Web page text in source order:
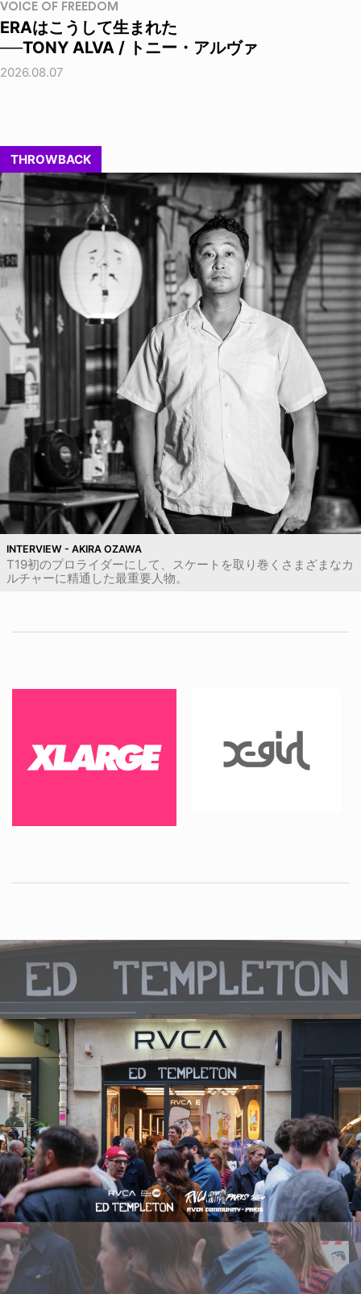
VOICE OF FREEDOM
ERAはこうして生まれた
──TONY ALVA / トニー・アルヴァ
2026.08.07
THROWBACK
INTERVIEW - AKIRA OZAWA
T19初のプロライダーにして、スケートを取り巻くさまざまなカ
ルチャーに精通した最重要人物。